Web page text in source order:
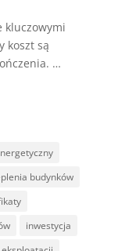
kluczowymi
koszt są
…
budynków
inwestycja